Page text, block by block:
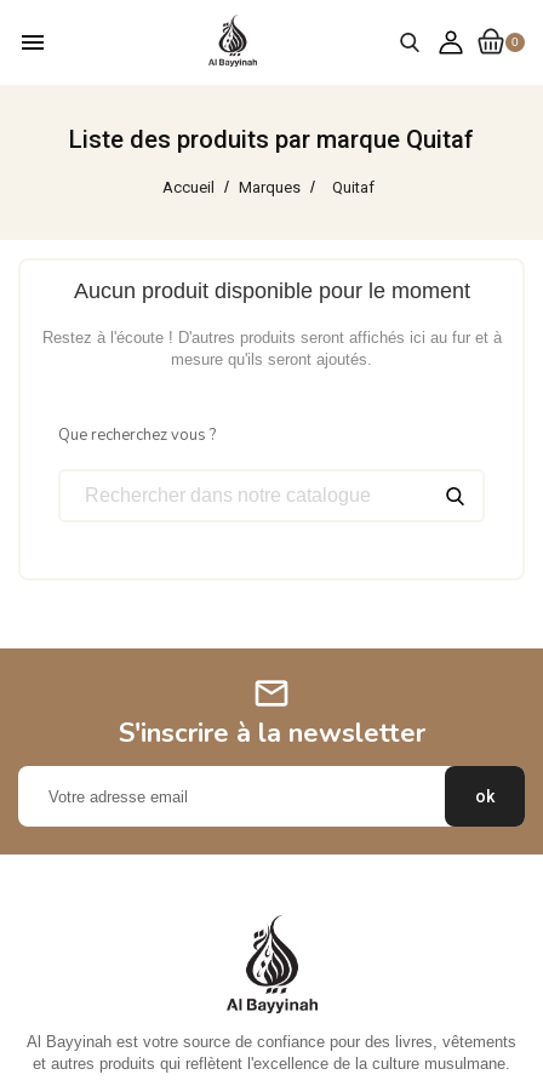
0
menu
Liste des produits par marque Quitaf
Accueil Marques Quitaf
Aucun produit disponible pour le moment
Restez à l'écoute ! D'autres produits seront affichés ici au fur et à
mesure qu'ils seront ajoutés.
Que recherchez vous ?
mail
S'inscrire à la newsletter
Al Bayyinah est votre source de confiance pour des livres, vêtements
et autres produits qui reflètent l'excellence de la culture musulmane.